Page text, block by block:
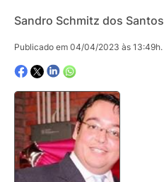
Sandro Schmitz dos Santos
Publicado em 04/04/2023 às 13:49h.